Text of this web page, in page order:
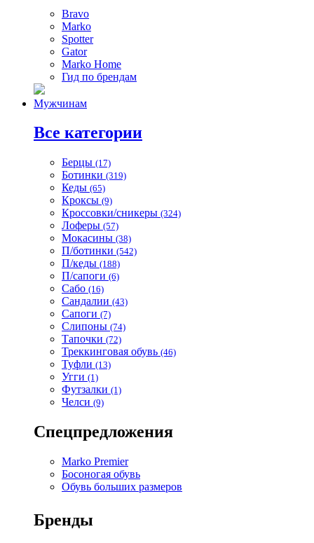
Bravo
Marko
Spotter
Gator
Marko Home
Гид по брендам
Мужчинам
Все категории
Берцы (17)
Ботинки (319)
Кеды (65)
Кроксы (9)
Кроссовки/сникеры (324)
Лоферы (57)
Мокасины (38)
П/ботинки (542)
П/кеды (188)
П/сапоги (6)
Сабо (16)
Сандалии (43)
Сапоги (7)
Слипоны (74)
Тапочки (72)
Треккинговая обувь (46)
Туфли (13)
Угги (1)
Футзалки (1)
Челси (9)
Спецпредложения
Marko Premier
Босоногая обувь
Обувь больших размеров
Бренды